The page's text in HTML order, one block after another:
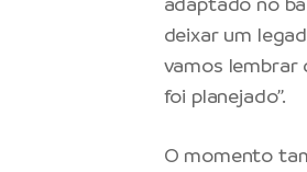
deixar um
vamos lembrar
foi planejado”.
O momento